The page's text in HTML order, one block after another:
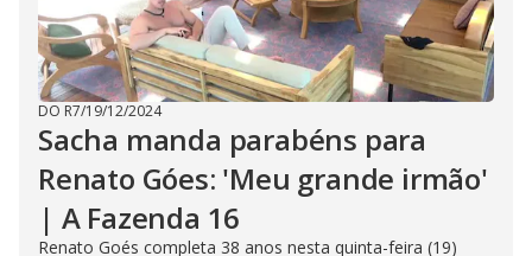
DO R7/19/12/2024
Sacha manda parabéns para
Renato Góes: 'Meu grande irmão'
| A Fazenda 16
Renato Goés completa 38 anos nesta quinta-feira (19)